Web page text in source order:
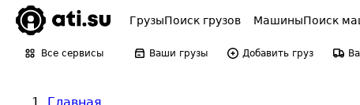
ГрузыПоиск грузов МашиныПоиск
Все сервисы Ваши грузы Добавить груз